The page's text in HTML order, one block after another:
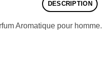
DESCRIPTION
Aromatique pour homme.